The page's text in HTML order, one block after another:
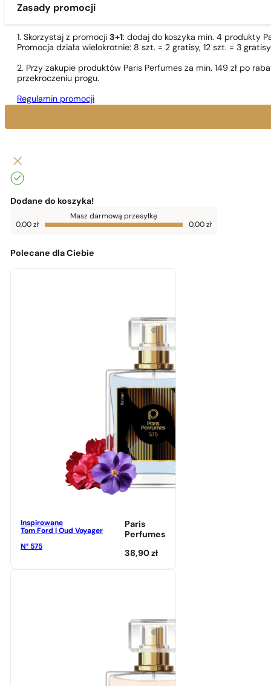
Zasady promocji
1. Skorzystaj z promocji 3+1: dodaj do koszyka min. 4 produkty
Promocja działa wielokrotnie: 8 szt. = 2 gratisy, 12 szt. = 3
2. Przy zakupie produktów Paris Perfumes za min. 149 zł po
przekroczeniu progu.
Regulamin promocji
Dodane do koszyka!
Do
darmowej
0,00 zł
Masz darmową przesyłkę
0,00zł 0,00 zł
Polecane dla Ciebie
Inspirowane
Tom Ford | Oud Voyager
N° 575
Paris
Perfumes
38,90zł